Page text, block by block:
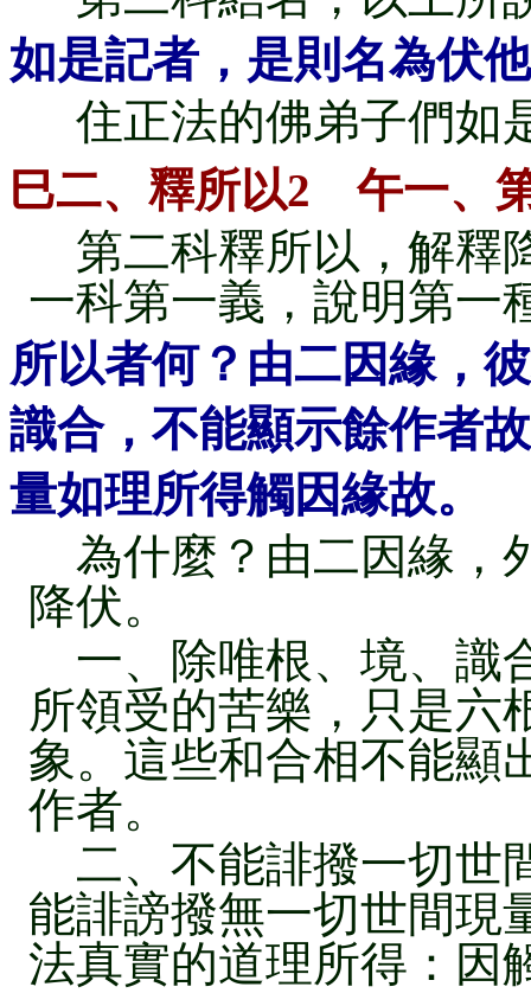
如是記者，是則名為伏
住正法的佛弟子們如
巳二、釋所以2 午一、
第二科釋所以，解釋
一科第一義，說明第一
所以者何？由二因緣，
識合，不能顯示餘作者
量如理所得觸因緣故。
為什麼？由二因緣，
降伏。
一、除唯根、境、識
所領受的苦樂，只是六
象。這些和合相不能顯
作者。
二、不能誹撥一切世
能誹謗撥無一切世間現
法真實的道理所得：因